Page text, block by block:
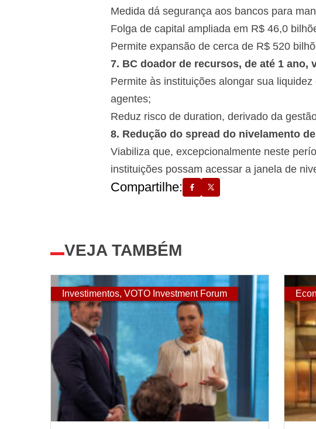
Medida dá segurança aos bancos para
Folga de capital ampliada em R$ 46,0
Permite expansão de cerca de R$ 520
7. BC doador de recursos, de até 1
Permite às instituições alongar sua
agentes;
Reduz risco de duration, derivado da
8. Redução do spread do nivelamento
Viabiliza que, excepcionalmente neste
instituições possam acessar a janela de
Compartilhe:
VEJA TAMBÉM
Investimentos, VOTO Investment Forum